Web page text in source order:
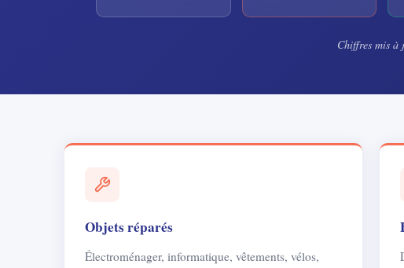
Chiffres mis à
Objets réparés
Électroménager, informatique, vêtements, vélos,